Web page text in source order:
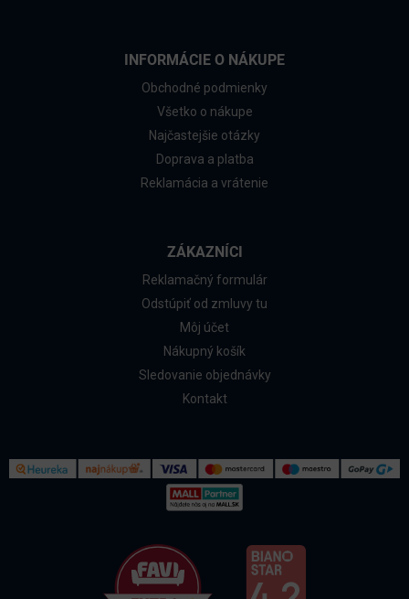
INFORMÁCIE O NÁKUPE
Obchodné podmienky
Všetko o nákupe
Najčastejšie otázky
Doprava a platba
Reklamácia a vrátenie
ZÁKAZNÍCI
Reklamačný formulár
Odstúpiť od zmluvy tu
Môj účet
Nákupný košík
Sledovanie objednávky
Kontakt